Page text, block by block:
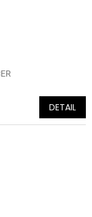
DETAIL